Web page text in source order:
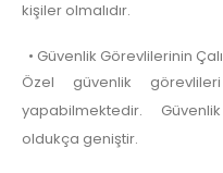
kişiler olmalıdır.
• Güvenlik Görevlilerinin
Özel güvenlik
yapabilmektedir.
oldukça geniştir.